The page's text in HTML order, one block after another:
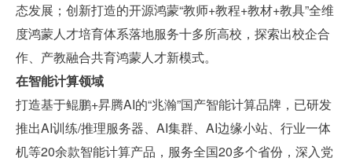
态发展；创新打造的开源鸿蒙“教师+教程+教材+教具”全维
度鸿蒙人才培育体系落地服务十多所高校，探索出校企合
作、产教融合共育鸿蒙人才新模式。
在智能计算领域
打造基于鲲鹏+昇腾AI的“兆瀚”国产智能计算品牌，已研发
推出AI训练/推理服务器、AI集群、AI边缘小站、行业一体
机等20余款智能计算产品，服务全国20多个省份，深入党